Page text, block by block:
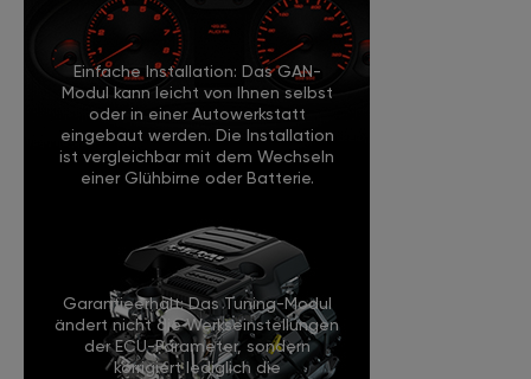
Einfache Installation: Das GAN-
Modul kann leicht von Ihnen selbst
oder in einer Autowerkstatt
eingebaut werden. Die Installation
ist vergleichbar mit dem Wechseln
einer Glühbirne oder Batterie.
Garantieerhalt: Das Tuning-Modul
ändert nicht die Werkseinstellungen
der ECU-Parameter, sondern
korrigiert lediglich die